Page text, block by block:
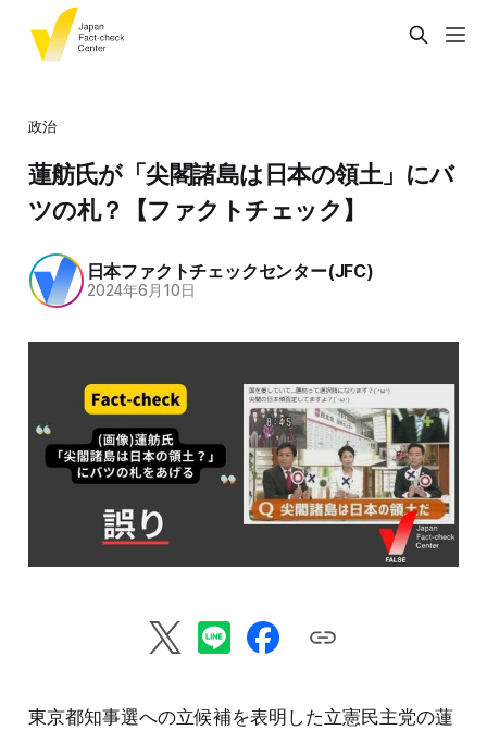
政治
蓮舫氏が「尖閣諸島は日本の領土」にバ
ツの札？【ファクトチェック】
日本ファクトチェックセンター(JFC)
2024年6月10日
東京都知事選への立候補を表明した立憲民主党の蓮